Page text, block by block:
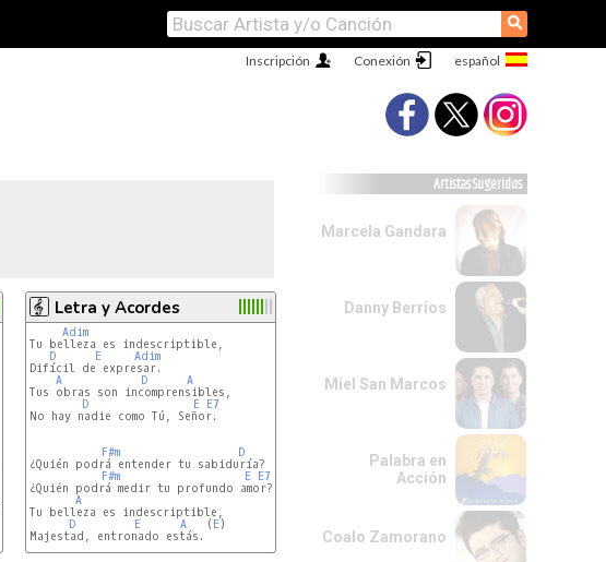
⚲
Conexión
Inscripción
A5
Letra y Acordes
Adim
Tu belleza es indescriptible,
D
E
Adim
Difícil de expresar.
A
D
A
Tus obras son incomprensibles,
D
E E7
No hay nadie como Tú, Señor.
F#m
D
¿Quién podrá entender tu sabiduría?
F#m
E E7
¿Quién podrá medir tu profundo amor?
A
Tu belleza es indescriptible,
D
E A
   (
E)
Majestad, entronado estás.
Artistas Sugeridos
Marcela Gandara
Danny Berríos
Miel San Marcos
Palabra en
Acción
Coalo Zamorano